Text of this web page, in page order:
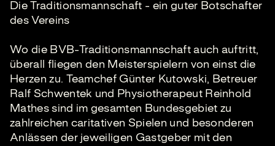
Die Traditionsmannschaft - ein guter Botschafter
des Vereins
Wo die BVB-Traditionsmannschaft auch auftritt,
überall fliegen den Meisterspielern von einst die
Herzen zu. Teamchef Günter Kutowski, Betreuer
Ralf Schwentek und Physiotherapeut Reinhold
Mathes sind im gesamten Bundesgebiet zu
zahlreichen caritativen Spielen und besonderen
Anlässen der jeweiligen Gastgeber mit den